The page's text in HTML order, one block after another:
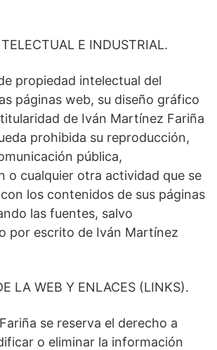
E INDUSTRIAL.
propiedad intelectual del
páginas web, su diseño gráfico
de Iván Martínez Fariña
prohibida su reproducción,
pública,
o cualquier otra actividad que se
los contenidos de sus páginas
las fuentes, salvo
por escrito de Iván Martínez
LA WEB Y ENLACES (LINKS).
se reserva el derecho a
o eliminar la información